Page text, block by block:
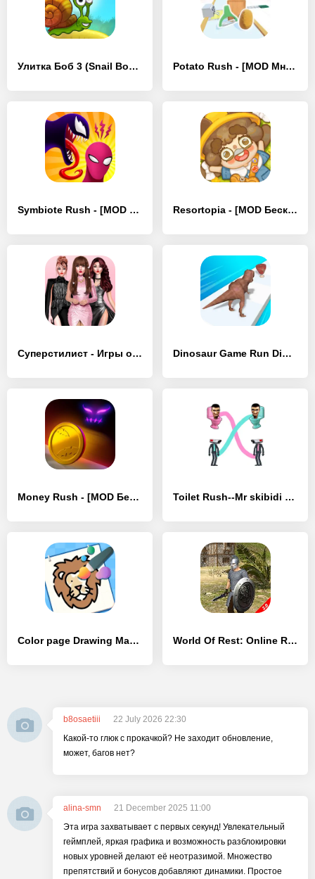
Улитка Боб 3 (Snail Bob 3) - [MOD Бесконечные монеты] Potato Rush - [MOD Много монет]
Symbiote Rush - [MOD Бесконечные монеты] Resortopia - [MOD Бесконечные монеты]
Суперстилист - Игры одевалки - [MOD Бесконечные монеты] Dinosaur Game Run Dino Rush 3D - [MOD Много монет]
Money Rush - [MOD Бесконечные деньги] Toilet Rush--Mr skibidi - [MOD Много монет]
Color page Drawing Master ASMR - [MOD Бесконечные монеты] World Of Rest: Online RPG
b8osaetiii
22 July 2026 22:30
Какой-то глюк с прокачкой? Не заходит обновление,
может, багов нет?
alina-smn
21 December 2025 11:00
Эта игра захватывает с первых секунд! Увлекательный
геймплей, яркая графика и возможность разблокировки
новых уровней делают её неотразимой. Множество
препятствий и бонусов добавляют динамики. Простое